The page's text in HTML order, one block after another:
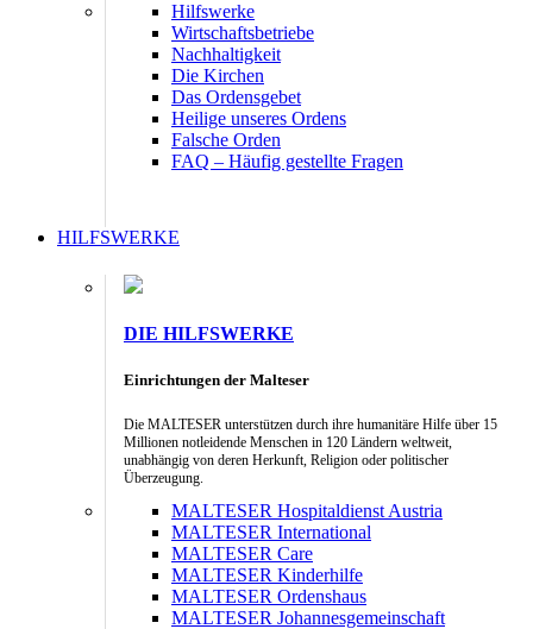
Hilfswerke
Wirtschaftsbetriebe
Nachhaltigkeit
Die Kirchen
Das Ordensgebet
Heilige unseres Ordens
Falsche Orden
FAQ – Häufig gestellte Fragen
HILFSWERKE
DIE HILFSWERKE
Einrichtungen der Malteser
Die MALTESER unterstützen durch ihre humanitäre Hilfe über 15
Millionen notleidende Menschen in 120 Ländern weltweit,
unabhängig von deren Herkunft, Religion oder politischer
Überzeugung.
MALTESER Hospitaldienst Austria
MALTESER International
MALTESER Care
MALTESER Kinderhilfe
MALTESER Ordenshaus
MALTESER Johannesgemeinschaft